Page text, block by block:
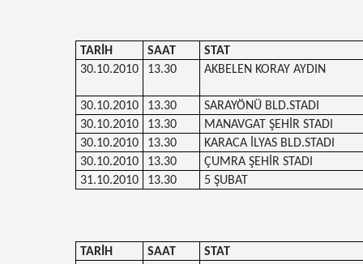
TARİH SAAT
STAT
30.10.2010
13.30 AKBELEN KORAY AYDIN
30.10.2010 13.30
SARAYÖNÜ BLD.STADI
30.10.2010
13.30
MANAVGAT ŞEHİR STADI
30.10.2010
13.30
KARACA İLYAS BLD.STADI
30.10.2010
13.30
ÇUMRA ŞEHİR STADI
31.10.2010
13.30 5 ŞUBAT
TARİH SAAT
STAT